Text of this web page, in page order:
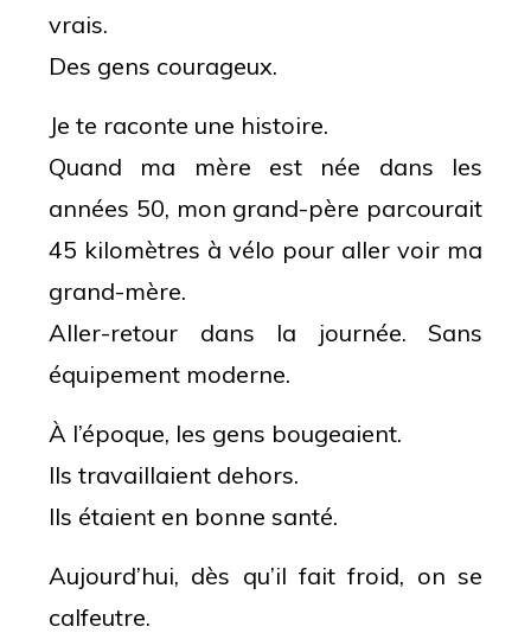
vrais.
Des gens courageux.
Je te raconte une histoire.
Quand ma mère est née dans les
années 50, mon grand-père parcourait
45 kilomètres à vélo pour aller voir ma
grand-mère.
Aller-retour dans la journée. Sans
équipement moderne.
À l’époque, les gens bougeaient.
Ils travaillaient dehors.
Ils étaient en bonne santé.
Aujourd’hui, dès qu’il fait froid, on se
calfeutre.